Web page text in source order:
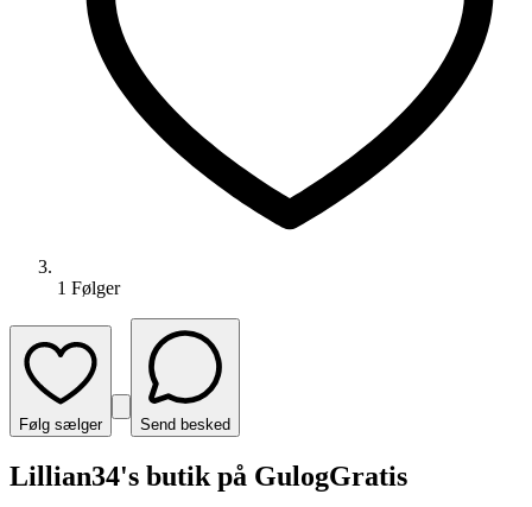
1 Følger
Følg sælger Send besked
Lillian34's butik på GulogGratis